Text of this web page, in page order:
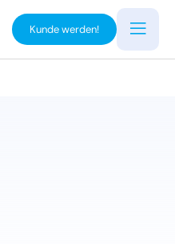
Kunde werden!